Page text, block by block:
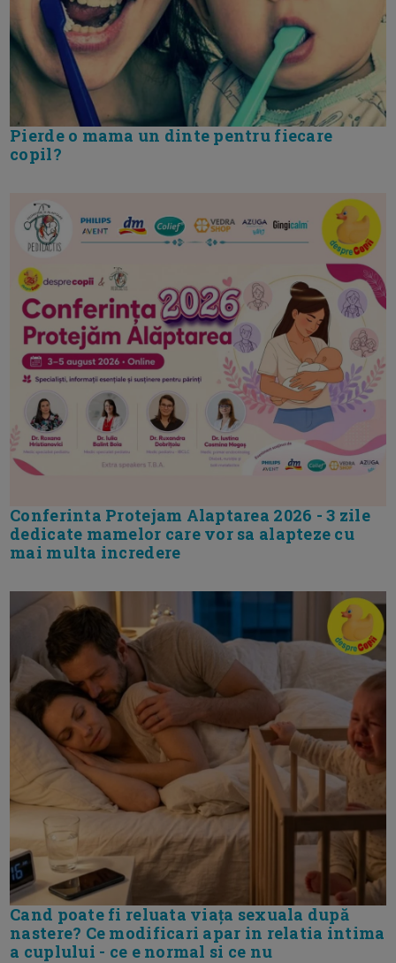
Pierde o mama un dinte pentru fiecare
copil?
Conferinta Protejam Alaptarea 2026 - 3 zile
dedicate mamelor care vor sa alapteze cu
mai multa incredere
Cand poate fi reluata viața sexuala după
nastere? Ce modificari apar in relatia intima
a cuplului - ce e normal si ce nu